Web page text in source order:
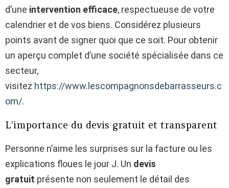
d’une intervention efficace, respectueuse de votre
calendrier et de vos biens. Considérez plusieurs
points avant de signer quoi que ce soit. Pour obtenir
un aperçu complet d’une société spécialisée dans ce
secteur,
visitez https://www.lescompagnonsdebarrasseurs.c
om/.
L’importance du devis gratuit et transparent
Personne n’aime les surprises sur la facture ou les
explications floues le jour J. Un devis
gratuit présente non seulement le détail des